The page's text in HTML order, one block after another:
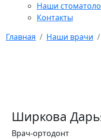
Наши
Контакты
Главная
Наши врачи
Ширкова
Врач-ортодонт